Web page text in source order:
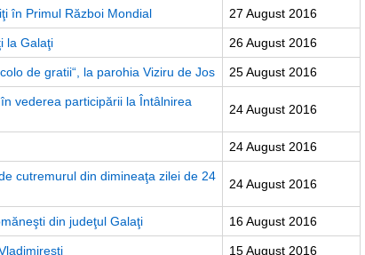
în Primul Război Mondial 27 August 2016
la Galaţi 26 August 2016
de gratii“, la parohia Viziru de Jos 25 August 2016
vederea participării la Întâlnirea
24 August 2016
24 August 2016
cutremurul din dimineaţa zilei de 24
24 August 2016
din judeţul Galaţi 16 August 2016
15 August 2016